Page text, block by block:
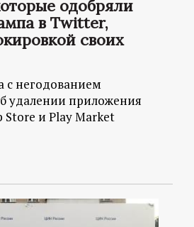
одобряли
в Twitter,
своих
с негодованием
удалении приложения
Store и Play Market